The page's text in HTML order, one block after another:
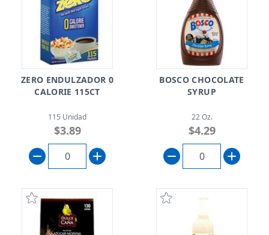
ZERO ENDULZADOR 0
CALORIE 115CT
115 Unidad
$3.89
BOSCO CHOCOLATE
SYRUP
22 Oz.
$4.29